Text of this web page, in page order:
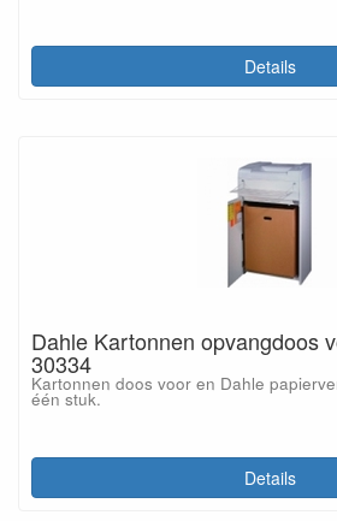
Details
Dahle Kartonnen opvangdoos
30334
Kartonnen doos voor en Dahle
één stuk.
Details